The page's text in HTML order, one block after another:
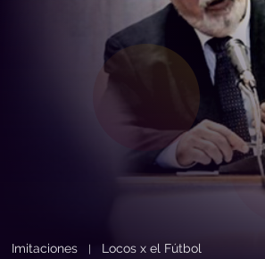
Imitaciones Locos x el Fútbol